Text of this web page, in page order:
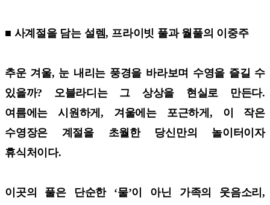
■ 사계절을 담는 설렘, 프라이빗 풀과 월풀의 이중주
추운 겨울, 눈 내리는 풍경을 바라보며 수영을 즐길 수
있을까? 오블라디는 그 상상을 현실로 만든다.
여름에는 시원하게, 겨울에는 포근하게, 이 작은
수영장은 계절을 초월한 당신만의 놀이터이자
휴식처이다.
이곳의 풀은 단순한 ‘물’이 아닌 가족의 웃음소리,